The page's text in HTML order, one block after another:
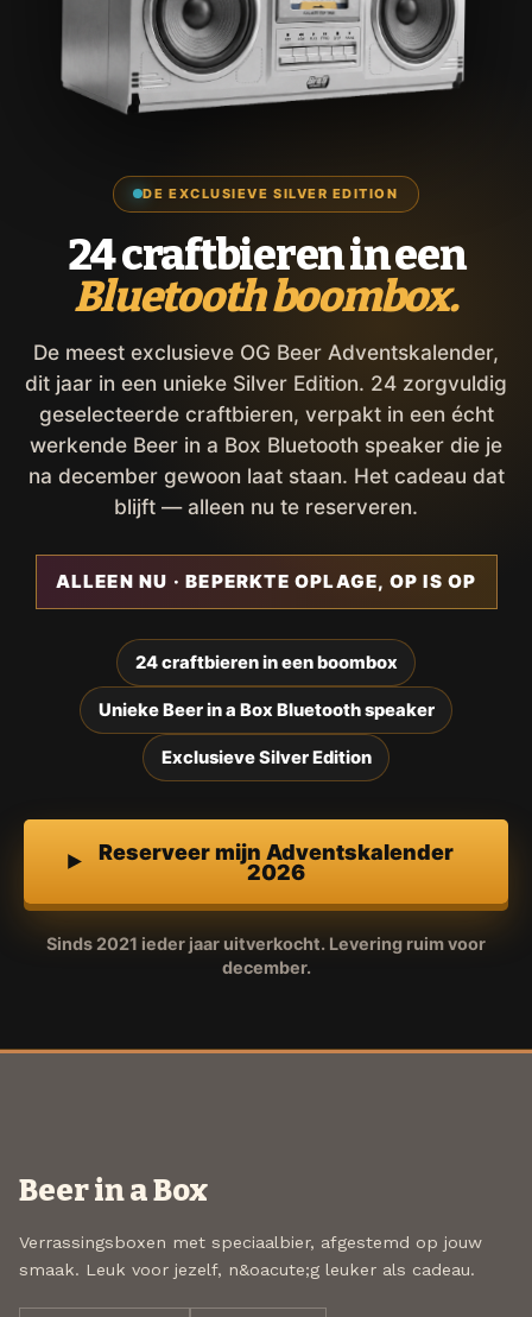
DE EXCLUSIEVE SILVER EDITION
24 craftbieren in een
Bluetooth boombox.
De meest exclusieve OG Beer Adventskalender,
dit jaar in een unieke Silver Edition. 24 zorgvuldig
geselecteerde craftbieren, verpakt in een écht
werkende Beer in a Box Bluetooth speaker die je
na december gewoon laat staan. Het cadeau dat
blijft — alleen nu te reserveren.
ALLEEN NU · BEPERKTE OPLAGE, OP IS OP
24 craftbieren in een boombox
Unieke Beer in a Box Bluetooth speaker
Exclusieve Silver Edition
Reserveer mijn Adventskalender
2026
Sinds 2021 ieder jaar uitverkocht. Levering ruim voor
december.
Beer in a Box
Verrassingsboxen met speciaalbier, afgestemd op jouw
smaak. Leuk voor jezelf, n&oacute;g leuker als cadeau.